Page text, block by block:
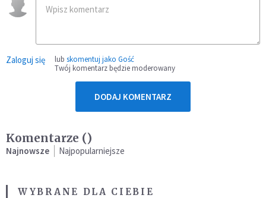
Zaloguj się lub skomentuj jako Gość
Twój komentarz będzie moderowany
DODAJ KOMENTARZ
Komentarze ()
Najnowsze Najpopularniejsze
WYBRANE DLA CIEBIE